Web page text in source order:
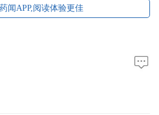
闻APP,阅读体验更佳